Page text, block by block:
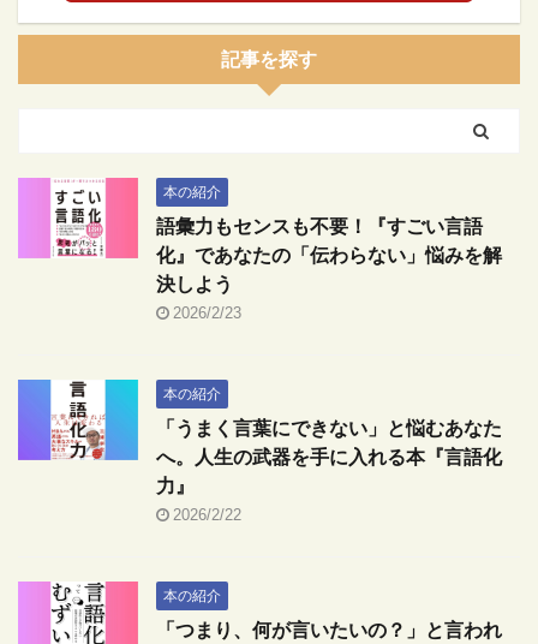
記事を探す
本の紹介
語彙力もセンスも不要！『すごい言語
化』であなたの「伝わらない」悩みを解
決しよう
2026/2/23
本の紹介
「うまく言葉にできない」と悩むあなた
へ。人生の武器を手に入れる本『言語化
力』
2026/2/22
本の紹介
「つまり、何が言いたいの？」と言われ